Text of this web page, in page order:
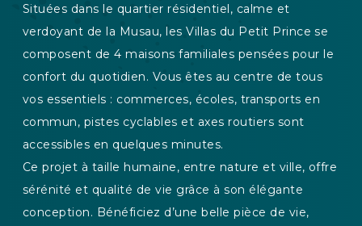
Situées dans le quartier résidentiel, calme et
verdoyant de la Musau, les Villas du Petit Prince se
composent de 4 maisons familiales pensées pour le
confort du quotidien. Vous êtes au centre de tous
vos essentiels : commerces, écoles, transports en
commun, pistes cyclables et axes routiers sont
accessibles en quelques minutes.
Ce projet à taille humaine, entre nature et ville, offre
sérénité et qualité de vie grâce à son élégante
conception. Bénéficiez d’une belle pièce de vie,